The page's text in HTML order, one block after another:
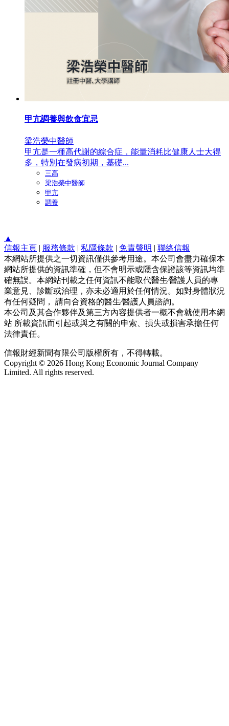
甲亢調養與飲食宜忌
梁浩榮中醫師
甲亢是一種高代謝的綜合症，能量消耗比健康人士大得
多，特別在發病初期，基礎...
三高
梁浩榮中醫師
甲亢
調養
▲
信報主頁 | 服務條款 | 私隱條款 | 免責聲明 | 聯絡信報
本網站所提供之一切資訊僅供參考用途。本公司會盡力確保本
網站所提供的資訊準確，但不會明示或隱含保證該等資訊均準
確無誤。本網站刊載之任何資訊不能取代醫生∕醫護人員的專
業意見、診斷或治理，亦未必適用於任何情況。如對身體狀況
有任何疑問， 請向合資格的醫生∕醫護人員諮詢。
本公司及其合作夥伴及第三方內容提供者一概不會就使用本網
站 所載資訊而引起或與之有關的申索、損失或損害承擔任何
法律責任。
信報財經新聞有限公司版權所有，不得轉載。
Copyright © 2026 Hong Kong Economic Journal Company
Limited. All rights reserved.